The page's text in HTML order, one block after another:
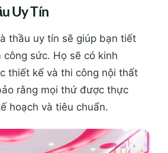
Uy Tín
thầu uy tín sẽ giúp bạn tiết
công sức. Họ sẽ có kinh
thiết kế và thi công nội thất
rằng mọi thứ được thực
hoạch và tiêu chuẩn.